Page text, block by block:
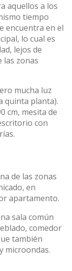
aquellos a los
tiempo
encuentra en el
lo cual es
lejos de
las zonas
mucha luz
quinta planta).
cm, mesita de
con
de las zonas
en
apartamento.
sala común
comedor
también
microondas.